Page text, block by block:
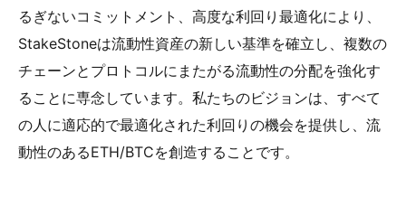
るぎないコミットメント、高度な利回り最適化により、
StakeStoneは流動性資産の新しい基準を確立し、複数の
チェーンとプロトコルにまたがる流動性の分配を強化す
ることに専念しています。私たちのビジョンは、すべて
の人に適応的で最適化された利回りの機会を提供し、流
動性のあるETH/BTCを創造することです。